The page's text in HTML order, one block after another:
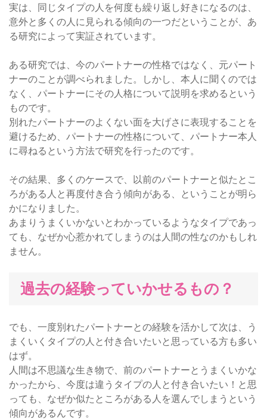
実は、同じタイプの人を何度も繰り返し好きになるのは、
意外と多くの人に見られる傾向の一つだということが、あ
る研究によって実証されています。
ある研究では、今のパートナーの性格ではなく、元パート
ナーのことが調べられました。しかし、本人に聞くのでは
なく、パートナーにその人格について説明を求めるという
ものです。
別れたパートナーのよくない面を大げさに表現することを
避けるため、パートナーの性格について、パートナー本人
に尋ねるという方法で研究を行ったのです。
その結果、多くのケースで、以前のパートナーと似たとこ
ろがある人と再度付き合う傾向がある、ということが明ら
かになりました。
あまりうまくいかないとわかっているようなタイプであっ
ても、なぜか心惹かれてしまうのは人間の性なのかもしれ
ません。
過去の経験っていかせるもの？
でも、一度別れたパートナーとの経験を活かして次は、う
まくいくタイプの人と付き合いたいと思っている方も多い
はず。
人間は不思議な生き物で、前のパートナーとうまくいかな
かったから、今度は違うタイプの人と付き合いたい！と思
っても、なぜか似たところがある人を選んでしまうという
傾向があるんです。